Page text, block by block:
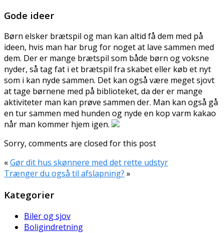
Gode ideer
Børn elsker brætspil og man kan altid få dem med på
ideen, hvis man har brug for noget at lave sammen med
dem. Der er mange brætspil som både børn og voksne
nyder, så tag fat i et brætspil fra skabet eller køb et nyt
som i kan nyde sammen. Det kan også være meget sjovt
at tage børnene med på biblioteket, da der er mange
aktiviteter man kan prøve sammen der. Man kan også gå
en tur sammen med hunden og nyde en kop varm kakao
når man kommer hjem igen.
Sorry, comments are closed for this post
«Gør dit hus skønnere med det rette udstyr
Trænger du også til afslapning? »
Kategorier
Biler og sjov
Boligindretning